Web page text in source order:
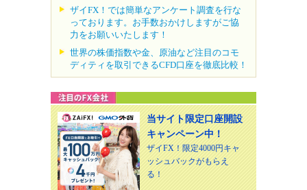
ザイFX！では簡単なアンケート調査を行な
っております。お手数おかけしますがご協
力をお願いいたします！
世界の株価指数や金、原油など注目のコモ
ディティを取引できるCFD口座を徹底比較！
当サイト限定口座開設
キャンペーン中！
ザイFX！限定4000円キャ
ッシュバックがもらえ
る！